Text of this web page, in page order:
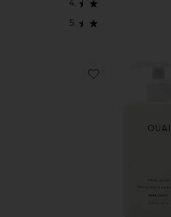
Favorite Hand Wash